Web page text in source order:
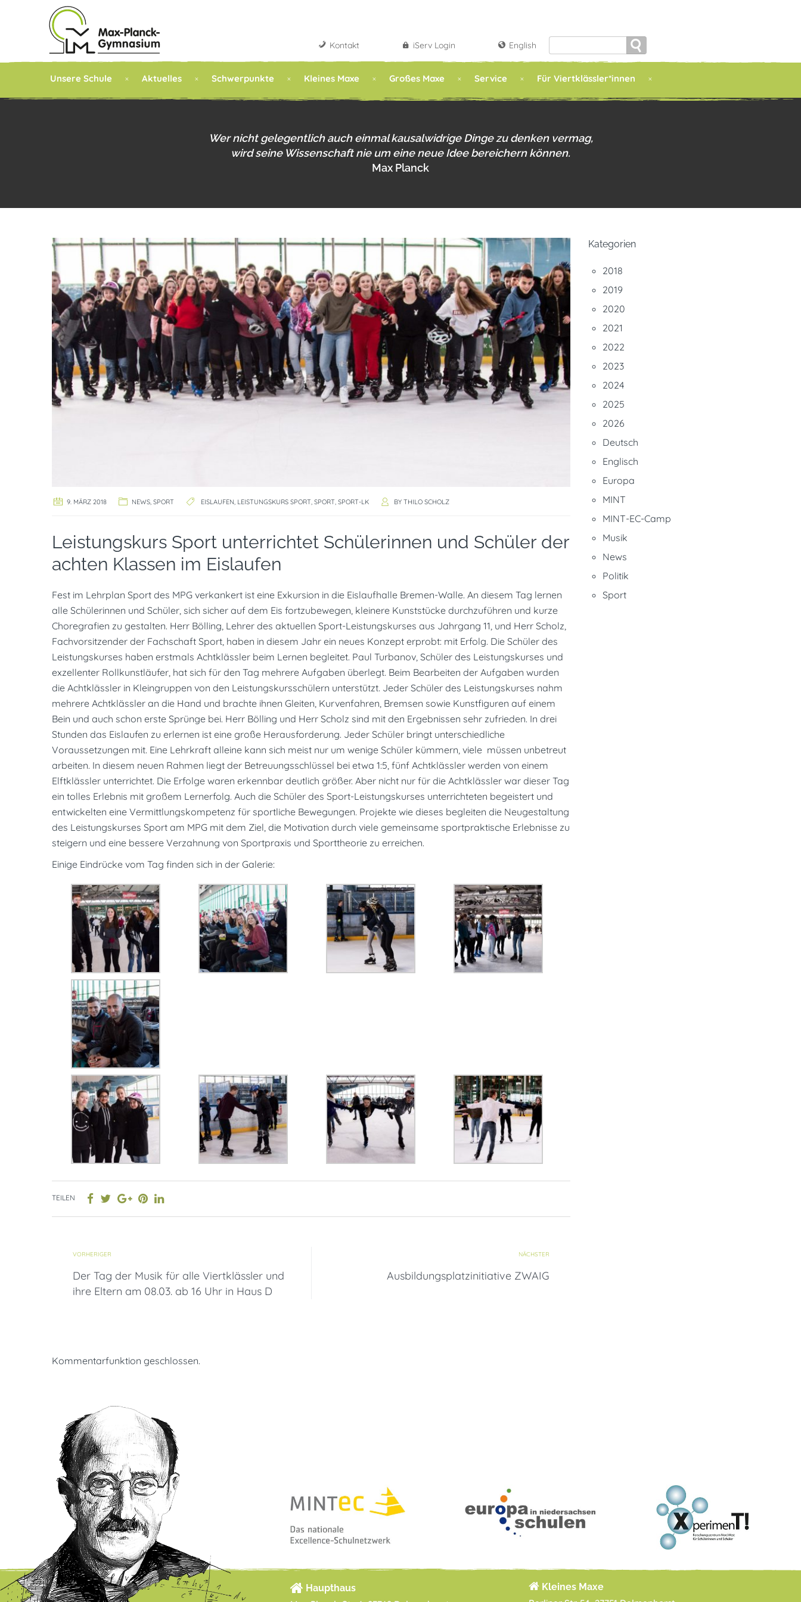
Kontakt iServ Login English
for:
Unsere Schule Aktuelles Schwerpunkte Kleines Maxe Großes Maxe Service Für Viertklässler*innen
Wer nicht gelegentlich auch einmal kausalwidrige Dinge zu denken vermag,
wird seine Wissenschaft nie um eine neue Idee bereichern können.
Max Planck
9. MÄRZ 2018 NEWS, SPORT EISLAUFEN, LEISTUNGSKURS SPORT, SPORT, SPORT-LK BY THILO SCHOLZ
Leistungskurs Sport unterrichtet Schülerinnen und Schüler der
achten Klassen im Eislaufen
Fest im Lehrplan Sport des MPG verkankert ist eine Exkursion in die Eislaufhalle Bremen-Walle. An diesem Tag lernen
alle Schülerinnen und Schüler, sich sicher auf dem Eis fortzubewegen, kleinere Kunststücke durchzuführen und kurze
Choregrafien zu gestalten. Herr Bölling, Lehrer des aktuellen Sport-Leistungskurses aus Jahrgang 11, und Herr Scholz,
Fachvorsitzender der Fachschaft Sport, haben in diesem Jahr ein neues Konzept erprobt: mit Erfolg. Die Schüler des
Leistungskurses haben erstmals Achtklässler beim Lernen begleitet. Paul Turbanov, Schüler des Leistungskurses und
exzellenter Rollkunstläufer, hat sich für den Tag mehrere Aufgaben überlegt. Beim Bearbeiten der Aufgaben wurden
die Achtklässler in Kleingruppen von den Leistungskursschülern unterstützt. Jeder Schüler des Leistungskurses nahm
mehrere Achtklässler an die Hand und brachte ihnen Gleiten, Kurvenfahren, Bremsen sowie Kunstfiguren auf einem
Bein und auch schon erste Sprünge bei. Herr Bölling und Herr Scholz sind mit den Ergebnissen sehr zufrieden. In drei
Stunden das Eislaufen zu erlernen ist eine große Herausforderung. Jeder Schüler bringt unterschiedliche
Voraussetzungen mit. Eine Lehrkraft alleine kann sich meist nur um wenige Schüler kümmern, viele müssen unbetreut
arbeiten. In diesem neuen Rahmen liegt der Betreuungsschlüssel bei etwa 1:5, fünf Achtklässler werden von einem
Elftklässler unterrichtet. Die Erfolge waren erkennbar deutlich größer. Aber nicht nur für die Achtklässler war dieser Tag
ein tolles Erlebnis mit großem Lernerfolg. Auch die Schüler des Sport-Leistungskurses unterrichteten begeistert und
entwickelten eine Vermittlungskompetenz für sportliche Bewegungen. Projekte wie dieses begleiten die Neugestaltung
des Leistungskurses Sport am MPG mit dem Ziel, die Motivation durch viele gemeinsame sportpraktische Erlebnisse zu
steigern und eine bessere Verzahnung von Sportpraxis und Sporttheorie zu erreichen.
Einige Eindrücke vom Tag finden sich in der Galerie:
TEILEN
VORHERIGER
Der Tag der Musik für alle Viertklässler und
ihre Eltern am 08.03. ab 16 Uhr in Haus D
NÄCHSTER
Ausbildungsplatzinitiative ZWAIG
Kommentarfunktion geschlossen.
Kategorien
2018
2019
2020
2021
2022
2023
2024
2025
2026
Deutsch
Englisch
Europa
MINT
MINT-EC-Camp
Musik
News
Politik
Sport
Haupthaus
Kleines Maxe